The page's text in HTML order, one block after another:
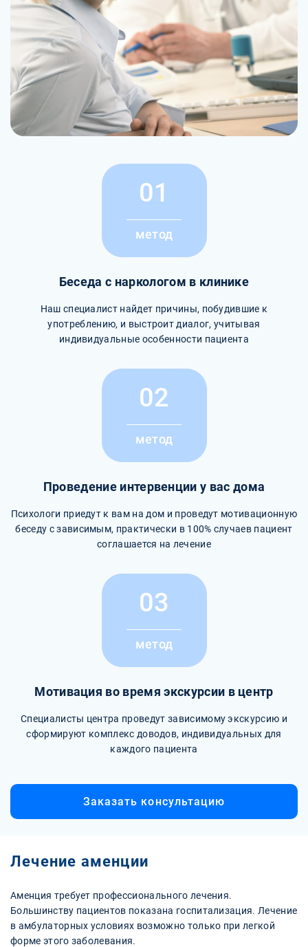
01
метод
Беседа с наркологом в клинике
Наш специалист найдет причины, побудившие к
употреблению, и выстроит диалог, учитывая
индивидуальные особенности пациента
02
метод
Проведение интервенции у вас дома
Психологи приедут к вам на дом и проведут мотивационную
беседу с зависимым, практически в 100% случаев пациент
соглашается на лечение
03
метод
Мотивация во время экскурсии в центр
Специалисты центра проведут зависимому экскурсию и
сформируют комплекс доводов, индивидуальных для
каждого пациента
Заказать консультацию
Лечение аменции
Аменция требует профессионального лечения.
Большинству пациентов показана госпитализация. Лечение
в амбулаторных условиях возможно только при легкой
форме этого заболевания.